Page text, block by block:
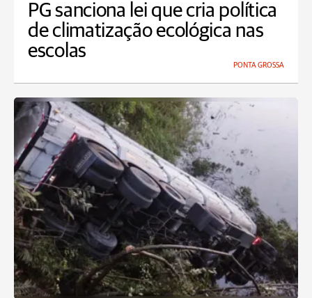
PG sanciona lei que cria política
de climatização ecológica nas
escolas
PONTA GROSSA